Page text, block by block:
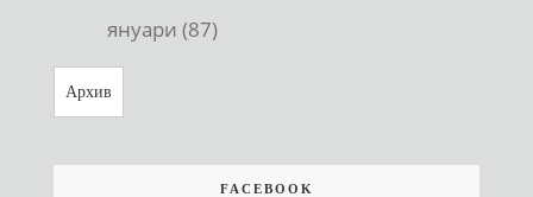
януари (87)
Архив
FACEBOOK